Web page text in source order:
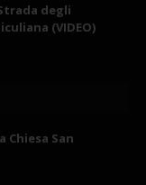
degli
(VIDEO)
Chiesa San